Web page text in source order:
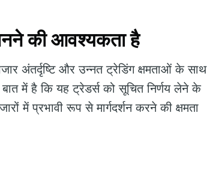
की आवश्यकता है
अंतर्दृष्टि और उन्नत ट्रेडिंग क्षमताओं के साथ
में है कि यह ट्रेडर्स को सूचित निर्णय लेने के
में प्रभावी रूप से मार्गदर्शन करने की क्षमता